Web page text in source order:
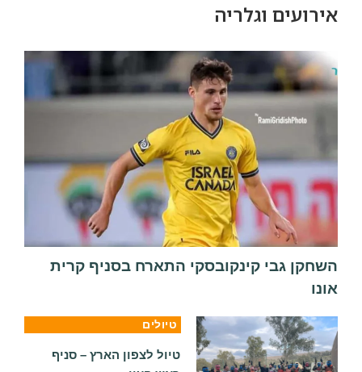
אירועים וגלריה
השחקן גבי קינקובסקי התארח בסניף קרית
אונו
טיולים
טיול לצפון הארץ – סניף